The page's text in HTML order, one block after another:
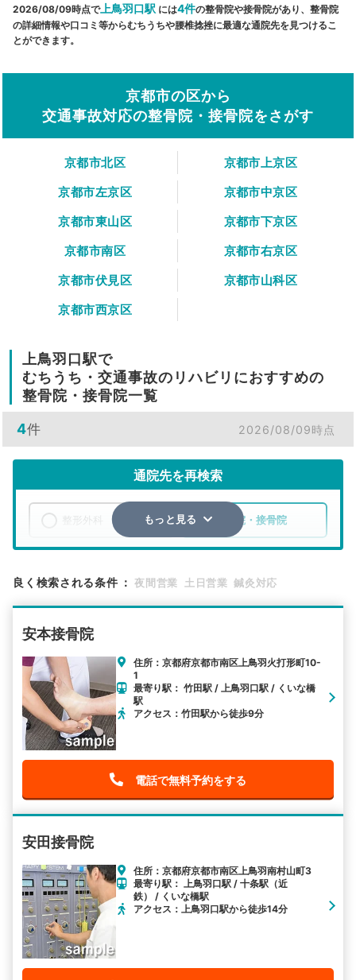
2026/08/09時点で上鳥羽口駅 には4件の整骨院や接骨院があり、整骨院
の詳細情報や口コミ等からむちうちや腰椎捻挫に最適な通院先を見つけるこ
とができます。
京都市の区から
交通事故対応の整骨院・接骨院をさがす
京都市北区
京都市上京区
京都市左京区
京都市中京区
京都市東山区
京都市下京区
京都市南区
京都市右京区
京都市伏見区
京都市山科区
京都市西京区
上鳥羽口駅で
むちうち・交通事故のリハビリにおすすめの
整骨院・接骨院一覧
4件 2026/08/09時点
通院先を再検索
整骨院・接骨院
検索する
その他の検索方法
駅から探す 院名から探す
もっと見る
良く検索される条件 ： 夜間営業 土日営業 鍼灸対応
安本接骨院
住所：京都府京都市南区上鳥羽火打形町10-
1
最寄り駅： 竹田駅 / 上鳥羽口駅 / くいな橋
駅
アクセス：竹田駅から徒歩9分
電話で無料予約をする
安田接骨院
住所：京都府京都市南区上鳥羽南村山町3
最寄り駅： 上鳥羽口駅 / 十条駅（近
鉄） / くいな橋駅
アクセス：上鳥羽口駅から徒歩14分